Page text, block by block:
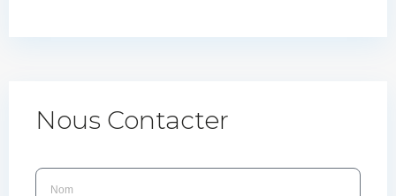
Nous Contacter